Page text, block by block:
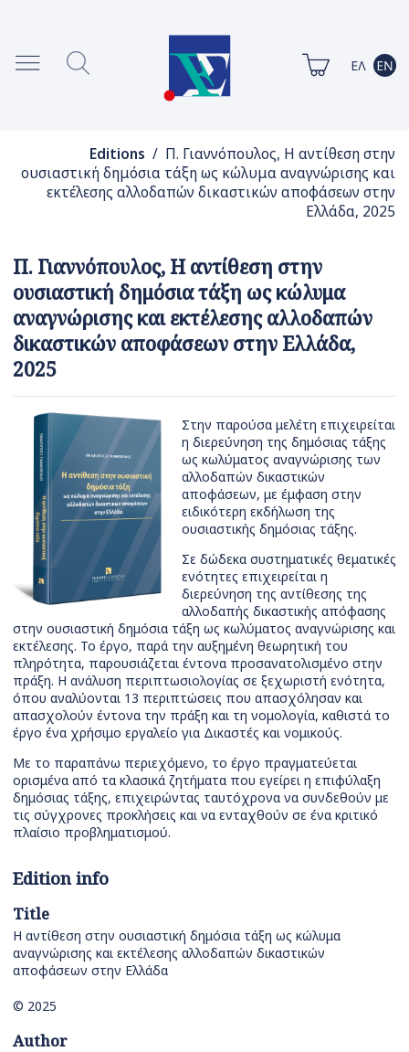
Editions / Π. Γιαννόπουλος, Η αντίθεση στην
ουσιαστική δημόσια τάξη ως κώλυμα αναγνώρισης και
εκτέλεσης αλλοδαπών δικαστικών αποφάσεων στην
Ελλάδα, 2025
Π. Γιαννόπουλος, Η αντίθεση στην
ουσιαστική δημόσια τάξη ως κώλυμα
αναγνώρισης και εκτέλεσης αλλοδαπών
δικαστικών αποφάσεων στην Ελλάδα,
2025
Στην παρούσα μελέτη επιχειρείται
η διερεύνηση της δημόσιας τάξης
ως κωλύματος αναγνώρισης των
αλλοδαπών δικαστικών
αποφάσεων, με έμφαση στην
ειδικότερη εκδήλωση της
ουσιαστικής δημόσιας τάξης.
Σε δώδεκα συστηματικές θεματικές
ενότητες επιχειρείται η
διερεύνηση της αντίθεσης της
αλλοδαπής δικαστικής απόφασης
στην ουσιαστική δημόσια τάξη ως κωλύματος αναγνώρισης και
εκτέλεσης. Το έργο, παρά την αυξημένη θεωρητική του
πληρότητα, παρουσιάζεται έντονα προσανατολισμένο στην
πράξη. Η ανάλυση περιπτωσιολογίας σε ξεχωριστή ενότητα,
όπου αναλύονται 13 περιπτώσεις που απασχόλησαν και
απασχολούν έντονα την πράξη και τη νομολογία, καθιστά το
έργο ένα χρήσιμο εργαλείο για Δικαστές και νομικούς.
Με το παραπάνω περιεχόμενο, το έργο πραγματεύεται
ορισμένα από τα κλασικά ζητήματα που εγείρει η επιφύλαξη
δημόσιας τάξης, επιχειρώντας ταυτόχρονα να συνδεθούν με
τις σύγχρονες προκλήσεις και να ενταχθούν σε ένα κριτικό
πλαίσιο προβληματισμού.
Edition info
Title
Η αντίθεση στην ουσιαστική δημόσια τάξη ως κώλυμα
αναγνώρισης και εκτέλεσης αλλοδαπών δικαστικών
αποφάσεων στην Ελλάδα
© 2025
Author